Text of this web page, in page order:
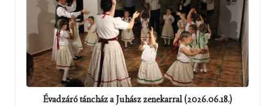
Évadzáró táncház a Juhász zenekarral (2026.06.18.)